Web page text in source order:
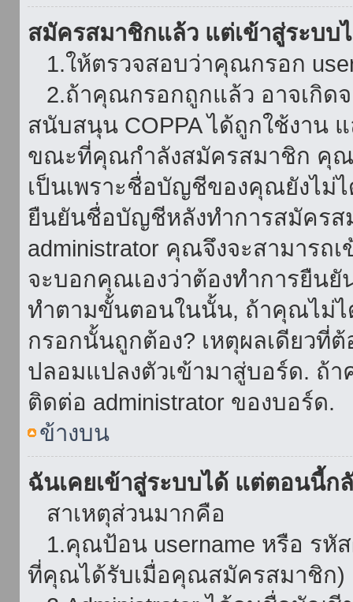
สมัครสมาชิกแล้ว แต่เข้าสู่ระบบ
1.ให้ตรวจสอบว่าคุณกรอก
2.ถ้าคุณกรอกถูกแล้ว อาจเกิด
สนับสนุน COPPA ได้ถูกใช้งาน
ขณะที่คุณกำลังสมัครสมาชิก คุ
เป็นเพราะชื่อบัญชีของคุณยังไม่
ยืนยันชื่อบัญชีหลังทำการสมัครส
administrator คุณจึงจะสามาร
จะบอกคุณเองว่าต้องทำการยืน
ทำตามขั้นตอนในนั้น, ถ้าคุณไม่
กรอกนั้นถูกต้อง? เหตุผลเดียวที่
ปลอมแปลงตัวเข้ามาสู่บอร์ด. ถ้
ติดต่อ administrator ของบอร์ด.
ข้างบน
ฉันเคยเข้าสู่ระบบได้ แต่ตอนนี้ก
สาเหตุส่วนมากคือ
1.คุณป้อน username หรือ รหั
ที่คุณได้รับเมื่อคุณสมัครสมาชิก)